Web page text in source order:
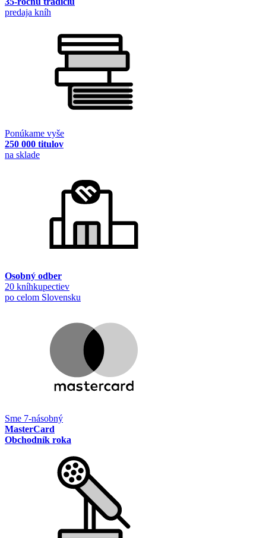
predaja kníh
Ponúkame vyše
250 000 titulov
na sklade
Osobný odber
20 kníhkupectiev
po celom Slovensku
Sme 7-násobný
MasterCard
Obchodník roka